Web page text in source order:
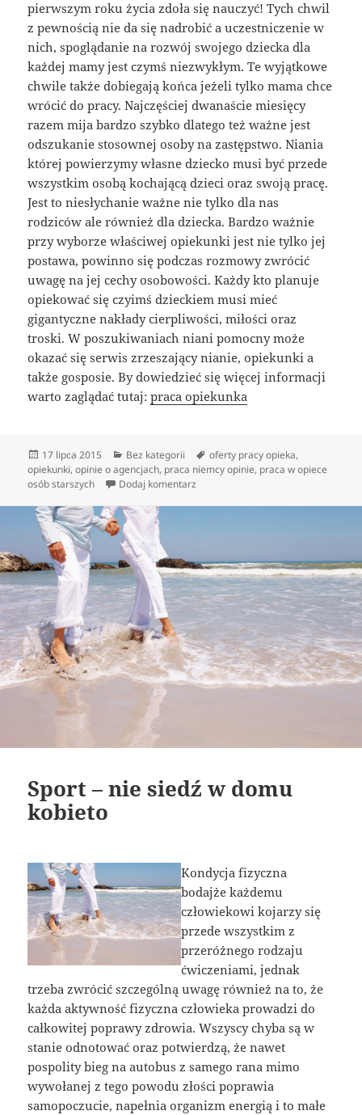
pierwszym roku życia zdoła się nauczyć! Tych chwil
z pewnością nie da się nadrobić a uczestniczenie w
nich, spoglądanie na rozwój swojego dziecka dla
każdej mamy jest czymś niezwykłym. Te wyjątkowe
chwile także dobiegają końca jeżeli tylko mama chce
wrócić do pracy. Najczęściej dwanaście miesięcy
razem mija bardzo szybko dlatego też ważne jest
odszukanie stosownej osoby na zastępstwo. Niania
której powierzymy własne dziecko musi być przede
wszystkim osobą kochającą dzieci oraz swoją pracę.
Jest to niesłychanie ważne nie tylko dla nas
rodziców ale również dla dziecka. Bardzo ważnie
przy wyborze właściwej opiekunki jest nie tylko jej
postawa, powinno się podczas rozmowy zwrócić
uwagę na jej cechy osobowości. Każdy kto planuje
opiekować się czyimś dzieckiem musi mieć
gigantyczne nakłady cierpliwości, miłości oraz
troski. W poszukiwaniach niani pomocny może
okazać się serwis zrzeszający nianie, opiekunki a
także gosposie. By dowiedzieć się więcej informacji
warto zaglądać tutaj:praca opiekunka
Data
publikacji
17 lipca 2015 Kategorie
Bez kategorii Tagi
oferty pracy opieka,
opiekunki,opinie o agencjach, praca niemcy opinie, praca w opiece
osób starszych
Dodaj komentarz
Sport – nie siedź w domu
kobieto
Kondycja fizyczna
bodajże każdemu
człowiekowi kojarzy się
przede wszystkim z
przeróżnego rodzaju
ćwiczeniami, jednak
trzeba zwrócić szczególną uwagę również na to, że
każda aktywność fizyczna człowieka prowadzi do
całkowitej poprawy zdrowia. Wszyscy chyba są w
stanie odnotować oraz potwierdzą, że nawet
pospolity bieg na autobus z samego rana mimo
wywołanej z tego powodu złości poprawia
samopoczucie, napełnia organizm energią i to małe